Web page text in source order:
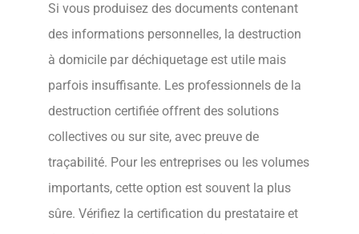
Si vous produisez des documents contenant
des informations personnelles, la destruction
à domicile par déchiquetage est utile mais
parfois insuffisante. Les professionnels de la
destruction certifiée offrent des solutions
collectives ou sur site, avec preuve de
traçabilité. Pour les entreprises ou les volumes
importants, cette option est souvent la plus
sûre. Vérifiez la certification du prestataire et